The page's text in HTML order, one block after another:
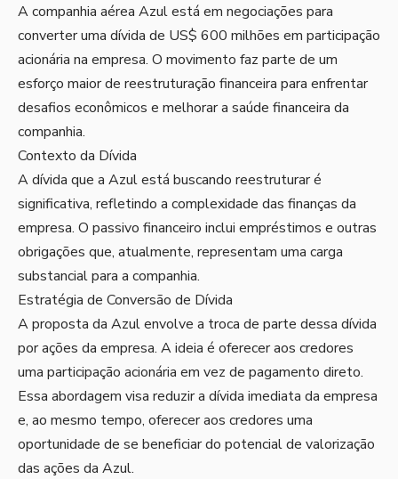
A companhia aérea Azul está em negociações para
converter uma dívida de US$ 600 milhões em participação
acionária na empresa. O movimento faz parte de um
esforço maior de reestruturação financeira para enfrentar
desafios econômicos e melhorar a saúde financeira da
companhia.
Contexto da Dívida
A dívida que a Azul está buscando reestruturar é
significativa, refletindo a complexidade das finanças da
empresa. O passivo financeiro inclui empréstimos e outras
obrigações que, atualmente, representam uma carga
substancial para a companhia.
Estratégia de Conversão de Dívida
A proposta da Azul envolve a troca de parte dessa dívida
por ações da empresa. A ideia é oferecer aos credores
uma participação acionária em vez de pagamento direto.
Essa abordagem visa reduzir a dívida imediata da empresa
e, ao mesmo tempo, oferecer aos credores uma
oportunidade de se beneficiar do potencial de valorização
das ações da Azul.